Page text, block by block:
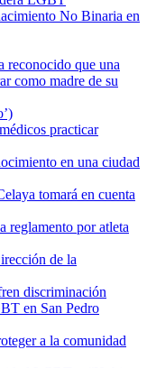
No Binaria en
reconocido que una
como madre de su
practicar
en una ciudad
tomará en cuenta
reglamento por atleta
de la
discriminación
en San Pedro
a la comunidad